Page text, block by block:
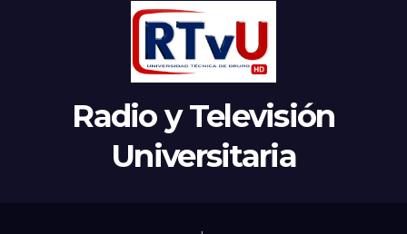
Radio y Televisión
Universitaria